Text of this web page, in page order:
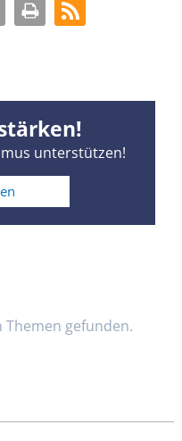
unterstützen!
gefunden.